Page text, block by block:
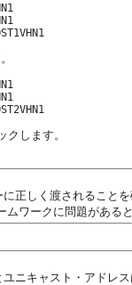
クします。
正しく渡されること
ムワークに問題がある
ニキャスト・アドレ